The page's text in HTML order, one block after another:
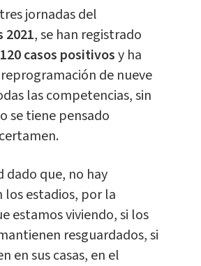
jornadas del
2021, se han registrado
120 casos positivosy ha
de nueve
las competencias, sin
se tiene pensado
dado que, no hay
los estadios, por la
estamos viviendo, si los
resguardados, si
en sus casas, en el